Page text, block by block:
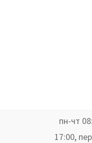
пн-чт
17:00,